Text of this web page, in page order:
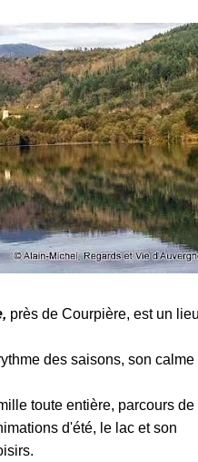
près de Courpière, est un
des saisons, son calme
toute entière, parcours de
d'été, le lac et son